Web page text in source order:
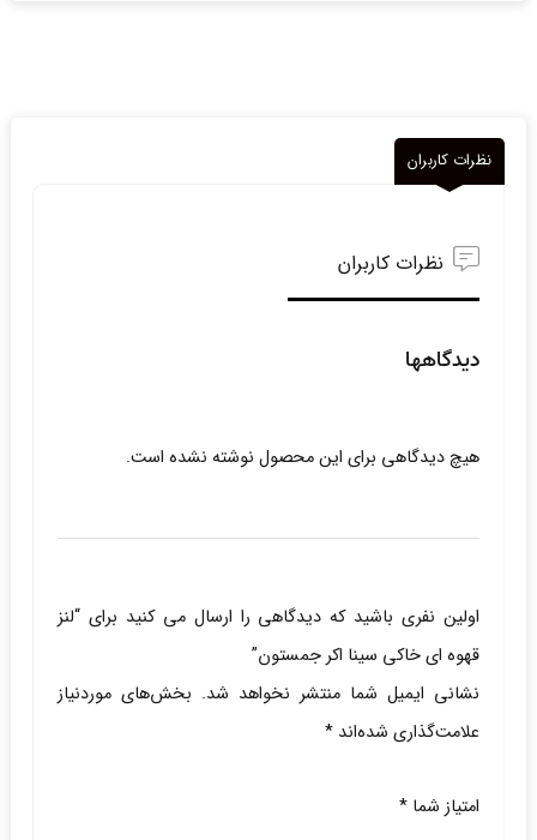
نظرات کاربران
نظرات کاربران
دیدگاهها
هیچ دیدگاهی برای این محصول نوشته نشده است.
اولین نفری باشید که دیدگاهی را ارسال می کنید برای “لنز
قهوه ای خاکی سینا اکر جمستون”
نشانی ایمیل شما منتشر نخواهد شد. بخش‌های موردنیاز
علامت‌گذاری شده‌اند *
امتیاز شما *